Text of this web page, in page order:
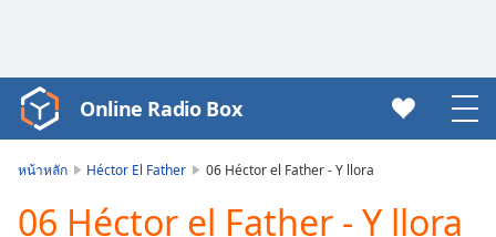
Video
Player
Play
Video
Online Radio Box
หน้าหลัก Héctor El Father 06 Héctor el Father - Y llora
06 Héctor el Father - Y llora